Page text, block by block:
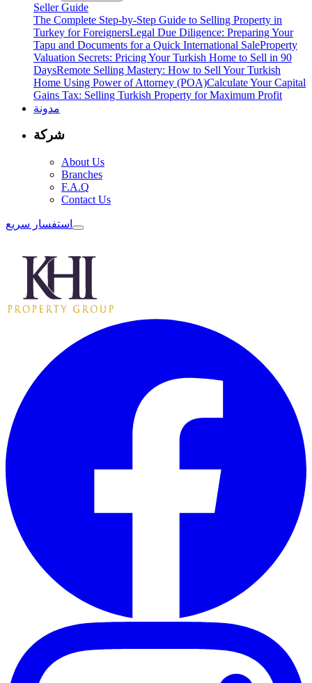
Seller Guide
The Complete Step-by-Step Guide to Selling Property in
Turkey for ForeignersLegal Due Diligence: Preparing Your
Tapu and Documents for a Quick International SaleProperty
Valuation Secrets: Pricing Your Turkish Home to Sell in 90
DaysRemote Selling Mastery: How to Sell Your Turkish
Home Using Power of Attorney (POA)Calculate Your Capital
Gains Tax: Selling Turkish Property for Maximum Profit
مدونة
شركة
About Us
Branches
F.A.Q
Contact Us
استفسار سريع